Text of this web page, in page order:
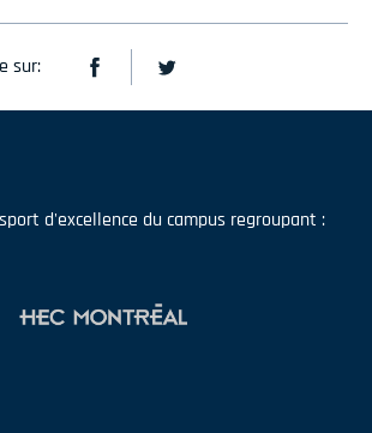
sur:
d'excellence du campus regroupant :